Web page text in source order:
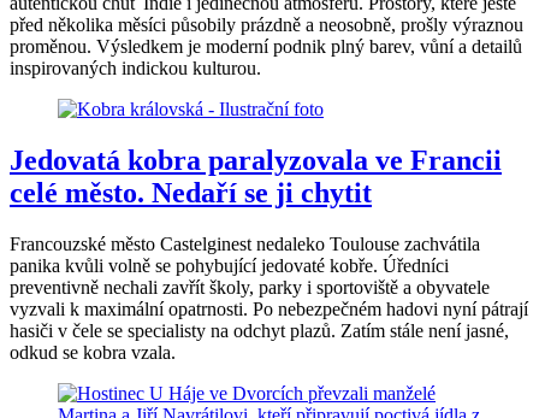
před několika měsíci působily prázdně a neosobně, prošly výraznou
proměnou. Výsledkem je moderní podnik plný barev, vůní a detailů
inspirovaných indickou kulturou.
Jedovatá kobra paralyzovala ve Francii
celé město. Nedaří se ji chytit
Francouzské město Castelginest nedaleko Toulouse zachvátila
panika kvůli volně se pohybující jedovaté kobře. Úředníci
preventivně nechali zavřít školy, parky i sportoviště a obyvatele
vyzvali k maximální opatrnosti. Po nebezpečném hadovi nyní pátrají
hasiči v čele se specialisty na odchyt plazů. Zatím stále není jasné,
odkud se kobra vzala.